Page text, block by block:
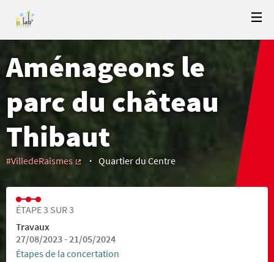
Aménageons le
parc du château
Thibaut
#VilledeRaismes
Quartier du Centre
ÉTAPE 3 SUR 3
Travaux
27/08/2023 - 21/05/2024
Étapes de la concertation